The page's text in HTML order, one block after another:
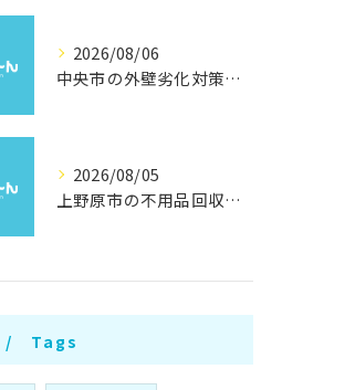
2026/08/06
中央市の外壁劣化対策と補修方法
2026/08/05
上野原市の不用品回収と撤去術
Tags